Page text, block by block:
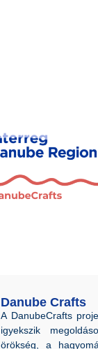
Danube Crafts
A DanubeCrafts
igyekszik
örökség, a